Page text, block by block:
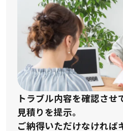
トラブル内容を確認させ
見積りを提示。
ご納得いただけなければ